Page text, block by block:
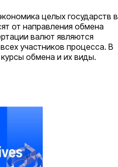
целых государств в
от направления обмена
валют являются
участников процесса. В
обмена и их виды.